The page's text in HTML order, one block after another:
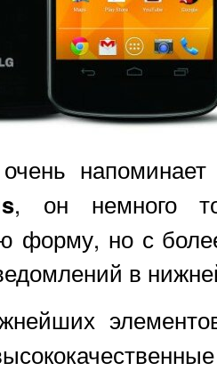
напоминает
, он немного
форму, но с
в